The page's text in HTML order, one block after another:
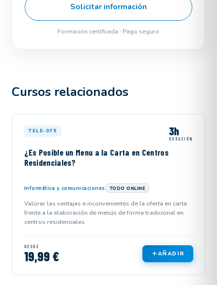
Solicitar información
Formación certificada · Pago seguro
Cursos relacionados
TELE-075 3h
DURACIÓN
¿Es Posible un Menu a la Carta en Centros
Residenciales?
Informática y comunicaciones TODO ONLINE
Valorar las ventajas e inconvenientes de la oferta en carta
frente a la elaboración de menús de forma tradicional en
centros residenciales
DESDE
19,99 € AÑADIR